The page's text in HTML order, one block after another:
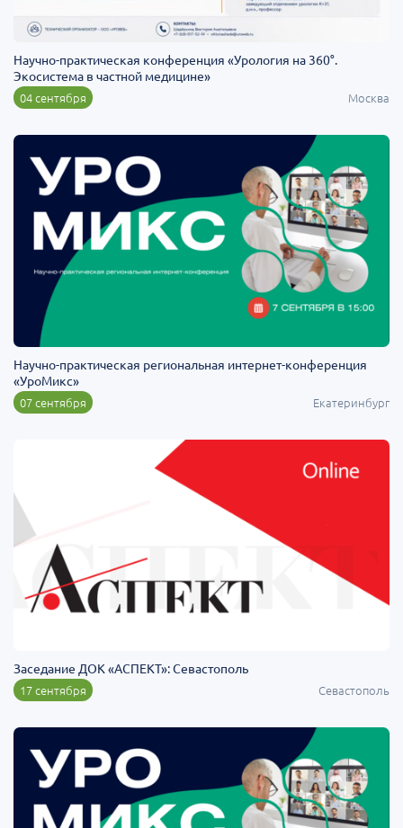
Научно-практическая конференция «Урология на 360°.
Экосистема в частной медицине»
04 сентября Москва
Научно-практическая региональная интернет-конференция
«УроМикс»
07 сентября Екатеринбург
Заседание ДОК «АСПЕКТ»: Севастополь
17 сентября Севастополь